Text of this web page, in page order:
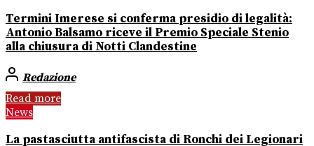
Termini Imerese si conferma presidio di legalità:
Antonio Balsamo riceve il Premio Speciale Stenio
alla chiusura di Notti Clandestine
Redazione
Read more
News
La pastasciutta antifascista di Ronchi dei Legionari